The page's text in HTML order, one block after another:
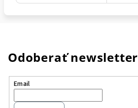
Odoberať newsletter
Email